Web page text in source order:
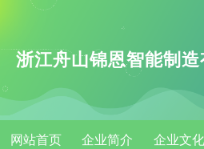
浙江舟山锦恩智能制造
网站首页 企业简介 企业文化